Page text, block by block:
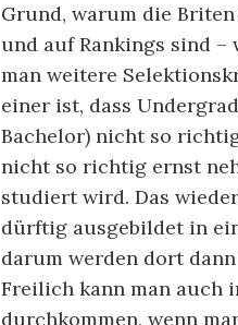
Grund, warum die
und auf Rankings sind –
man weitere
einer ist, dass
Bachelor) nicht so
nicht so richtig ernst
studiert wird. Das
dürftig ausgebildet in
darum werden dort
Freilich kann man auch
durchkommen, wenn